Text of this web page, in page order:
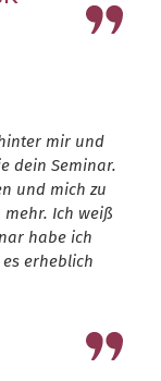
mir und
dein Seminar.
und mich zu
Ich weiß
habe ich
erheblich